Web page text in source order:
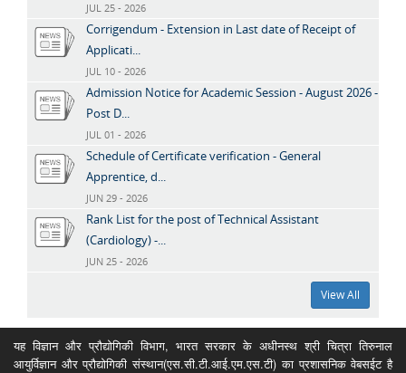
JUL 25 - 2026
Corrigendum - Extension in Last date of Receipt of
Applicati...
JUL 10 - 2026
Admission Notice for Academic Session - August 2026 -
Post D...
JUL 01 - 2026
Schedule of Certificate verification - General
Apprentice, d...
JUN 29 - 2026
Rank List for the post of Technical Assistant
(Cardiology) -...
JUN 25 - 2026
View All
यह विज्ञान और प्रौद्योगिकी विभाग, भारत सरकार के अधीनस्थ श्री चित्रा तिरुनाल
आयुर्विज्ञान और प्रौद्योगिकी संस्थान(एस.सी.टी.आई.एम.एस.टी) का प्रशासनिक वेबसईट है